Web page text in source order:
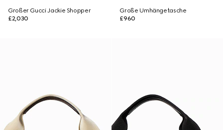
Großer Gucci Jackie Shopper
£2,030
Große Umhängetasche
£960